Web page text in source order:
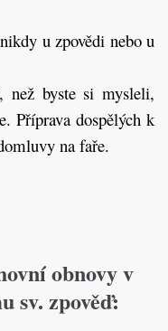
u zpovědi nebo u
než byste si mysleli,
Příprava dospělých k
na faře.
obnovy v
sv. zpověď: